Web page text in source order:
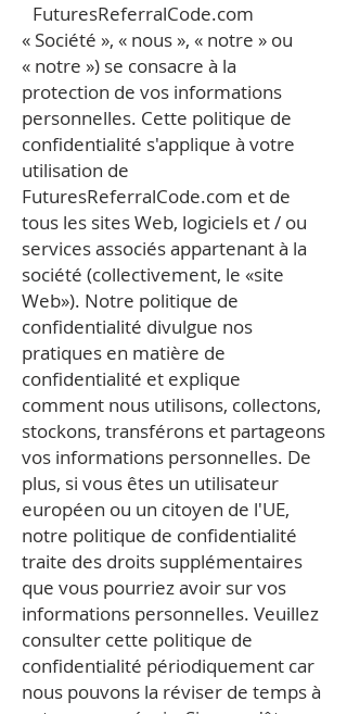
FuturesReferralCode.com
« Société », « nous », « notre » ou
« notre ») se consacre à la
protection de vos informations
personnelles. Cette politique de
confidentialité s'applique à votre
utilisation de
FuturesReferralCode.com et de
tous les sites Web, logiciels et / ou
services associés appartenant à la
société (collectivement, le «site
Web»). Notre politique de
confidentialité divulgue nos
pratiques en matière de
confidentialité et explique
comment nous utilisons, collectons,
stockons, transférons et partageons
vos informations personnelles. De
plus, si vous êtes un utilisateur
européen ou un citoyen de l'UE,
notre politique de confidentialité
traite des droits supplémentaires
que vous pourriez avoir sur vos
informations personnelles. Veuillez
consulter cette politique de
confidentialité périodiquement car
nous pouvons la réviser de temps à